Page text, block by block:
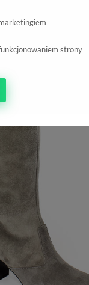
strony